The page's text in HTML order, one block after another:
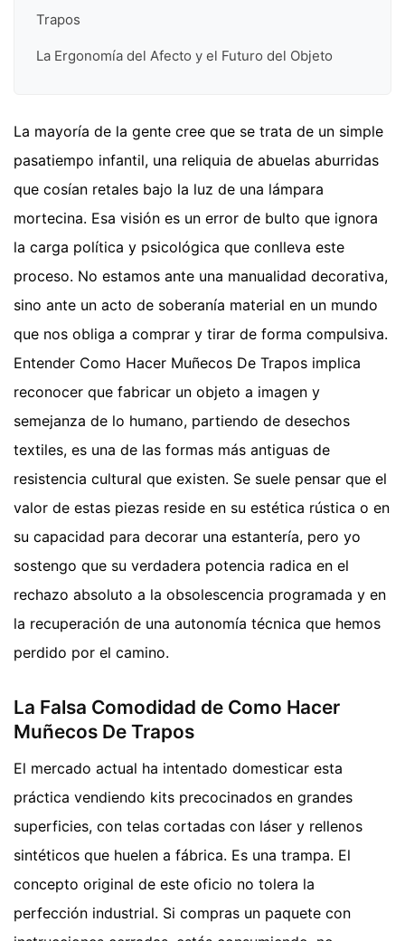
Trapos
La Ergonomía del Afecto y el Futuro del Objeto
La mayoría de la gente cree que se trata de un simple
pasatiempo infantil, una reliquia de abuelas aburridas
que cosían retales bajo la luz de una lámpara
mortecina. Esa visión es un error de bulto que ignora
la carga política y psicológica que conlleva este
proceso. No estamos ante una manualidad decorativa,
sino ante un acto de soberanía material en un mundo
que nos obliga a comprar y tirar de forma compulsiva.
Entender Como Hacer Muñecos De Trapos implica
reconocer que fabricar un objeto a imagen y
semejanza de lo humano, partiendo de desechos
textiles, es una de las formas más antiguas de
resistencia cultural que existen. Se suele pensar que el
valor de estas piezas reside en su estética rústica o en
su capacidad para decorar una estantería, pero yo
sostengo que su verdadera potencia radica en el
rechazo absoluto a la obsolescencia programada y en
la recuperación de una autonomía técnica que hemos
perdido por el camino.
La Falsa Comodidad de Como Hacer
Muñecos De Trapos
El mercado actual ha intentado domesticar esta
práctica vendiendo kits precocinados en grandes
superficies, con telas cortadas con láser y rellenos
sintéticos que huelen a fábrica. Es una trampa. El
concepto original de este oficio no tolera la
perfección industrial. Si compras un paquete con